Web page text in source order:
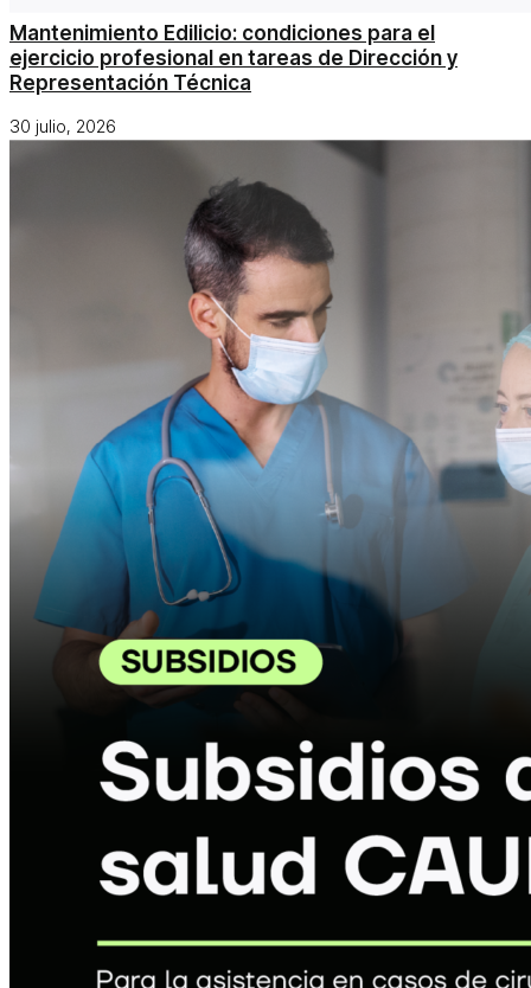
Mantenimiento Edilicio: condiciones para el
ejercicio profesional en tareas de Dirección y
Representación Técnica
30 julio, 2026